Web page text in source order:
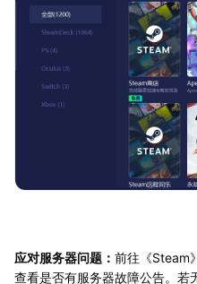
应对服务器问题： 前往《Steam
查看是否有服务器故障公告。若